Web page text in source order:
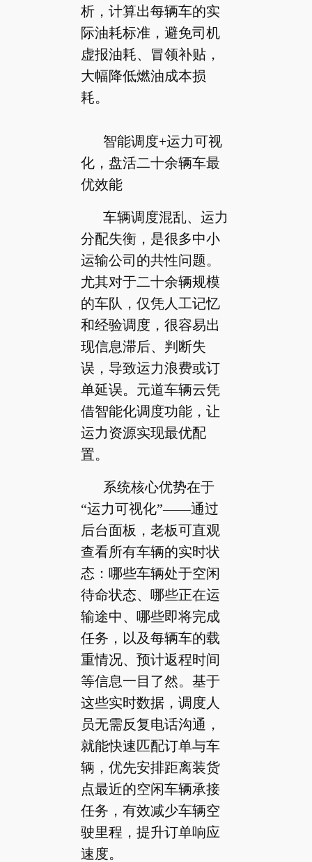
析，计算出每辆车的实
际油耗标准，避免司机
虚报油耗、冒领补贴，
大幅降低燃油成本损
耗。
智能调度+运力可视
化，盘活二十余辆车最
优效能
车辆调度混乱、运力
分配失衡，是很多中小
运输公司的共性问题。
尤其对于二十余辆规模
的车队，仅凭人工记忆
和经验调度，很容易出
现信息滞后、判断失
误，导致运力浪费或订
单延误。元道车辆云凭
借智能化调度功能，让
运力资源实现最优配
置。
系统核心优势在于
“运力可视化”——通过
后台面板，老板可直观
查看所有车辆的实时状
态：哪些车辆处于空闲
待命状态、哪些正在运
输途中、哪些即将完成
任务，以及每辆车的载
重情况、预计返程时间
等信息一目了然。基于
这些实时数据，调度人
员无需反复电话沟通，
就能快速匹配订单与车
辆，优先安排距离装货
点最近的空闲车辆承接
任务，有效减少车辆空
驶里程，提升订单响应
速度。